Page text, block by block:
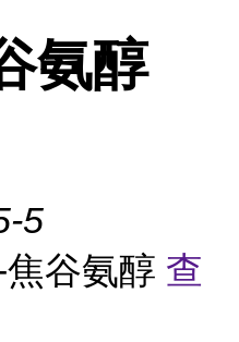
氨醇
5
谷氨醇 查